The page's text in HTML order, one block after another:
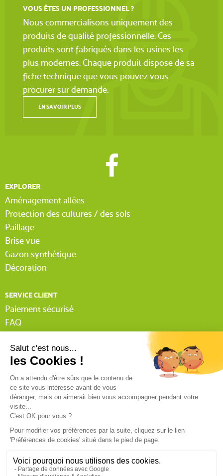
VOUS ÊTES UN PROFESSIONNEL ?
Nous commercialisons uniquement des
produits de qualité professionnelle. Ces
produits sont fabriqués dans les usines les
plus modernes. Chaque produit dispose de sa
fiche technique que vous pouvez vous
procurer sur demande.
EN SAVOIR PLUS
EXPLORER
Aménagement allées
Protection des cultures / des sols
Paillage
Brise vue
Gazon synthétique
Décoration
SERVICE CLIENT
Paiement sécurisé
FAQ
Lexique Tissnet
Suivi commande invité
Contactez-nous
Mentions légales